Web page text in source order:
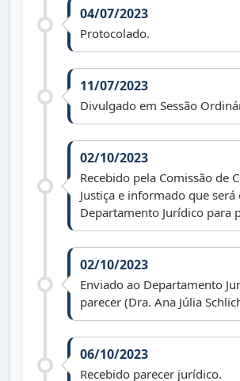
04/07/2023
Protocolado.
11/07/2023
Divulgado em Sessão
02/10/2023
Recebido pela Comissão de
Justiça e informado que
Departamento Jurídico para
02/10/2023
Enviado ao Departamento
parecer (Dra. Ana Júlia
06/10/2023
Recebido parecer jurídico.